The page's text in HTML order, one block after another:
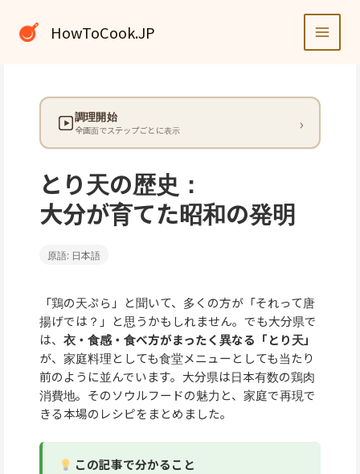
HowToCook.JP
調理開始
全画面でステップごとに表示
とり天の歴史：
大分が育てた昭和の発明
原語: 日本語
「鶏の天ぷら」と聞いて、多くの方が「それって唐
揚げでは？」と思うかもしれません。でも大分県で
は、 衣・食感・食べ方がまったく異なる「とり天」
が、家庭料理としても食堂メニューとしても当たり
前のように並んでいます。大分県は日本有数の鶏肉
消費地。そのソウルフードの魅力と、家庭で再現で
きる本場のレシピをまとめました。
この記事で分かること